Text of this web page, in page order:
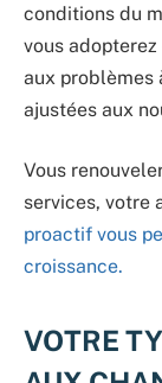
conditions du
vous
aux problèmes
ajustées aux
Vous
services, votre
proactif vous
croissance.
VOTRE